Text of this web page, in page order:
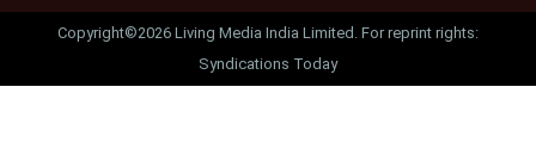
Copyright©2026 Living Media India Limited. For reprint rights:
Syndications Today